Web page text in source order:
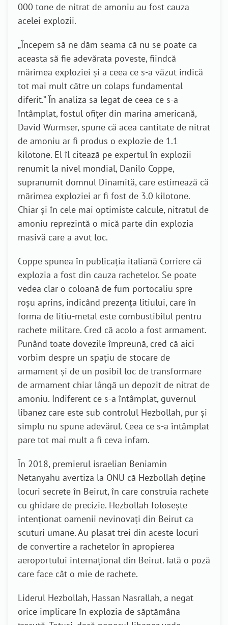
000 tone de nitrat de amoniu au fost cauza
acelei explozii.
„Începem să ne dăm seama că nu se poate ca
aceasta să fie adevărata poveste, fiindcă
mărimea exploziei și a ceea ce s-a văzut indică
tot mai mult către un colaps fundamental
diferit.” În analiza sa legat de ceea ce s-a
întâmplat, fostul ofițer din marina americană,
David Wurmser, spune că acea cantitate de nitrat
de amoniu ar fi produs o explozie de 1.1
kilotone. El îl citează pe expertul în explozii
renumit la nivel mondial, Danilo Coppe,
supranumit domnul Dinamită, care estimează că
mărimea exploziei ar fi fost de 3.0 kilotone.
Chiar și în cele mai optimiste calcule, nitratul de
amoniu reprezintă o mică parte din explozia
masivă care a avut loc.
Coppe spunea în publicația italiană Corriere că
explozia a fost din cauza rachetelor. Se poate
vedea clar o coloană de fum portocaliu spre
roșu aprins, indicând prezența litiului, care în
forma de litiu-metal este combustibilul pentru
rachete militare. Cred că acolo a fost armament.
Punând toate dovezile împreună, cred că aici
vorbim despre un spațiu de stocare de
armament și de un posibil loc de transformare
de armament chiar lângă un depozit de nitrat de
amoniu. Indiferent ce s-a întâmplat, guvernul
libanez care este sub controlul Hezbollah, pur și
simplu nu spune adevărul. Ceea ce s-a întâmplat
pare tot mai mult a fi ceva infam.
În 2018, premierul israelian Beniamin
Netanyahu avertiza la ONU că Hezbollah deține
locuri secrete în Beirut, în care construia rachete
cu ghidare de precizie. Hezbollah folosește
intenționat oamenii nevinovați din Beirut ca
scuturi umane. Au plasat trei din aceste locuri
de convertire a rachetelor în apropierea
aeroportului internațional din Beirut. Iată o poză
care face cât o mie de rachete.
Liderul Hezbollah, Hassan Nasrallah, a negat
orice implicare în explozia de săptămâna